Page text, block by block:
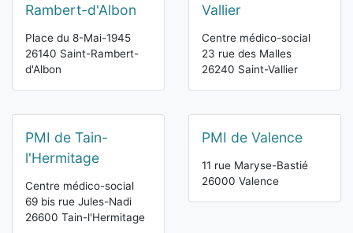
Rambert-d'Albon
Place du 8-Mai-1945
26140 Saint-Rambert-
d'Albon
Vallier
Centre médico-social
23 rue des Malles
26240 Saint-Vallier
PMI de Tain-
l'Hermitage
Centre médico-social
69 bis rue Jules-Nadi
26600 Tain-l'Hermitage
PMI de Valence
11 rue Maryse-Bastié
26000 Valence